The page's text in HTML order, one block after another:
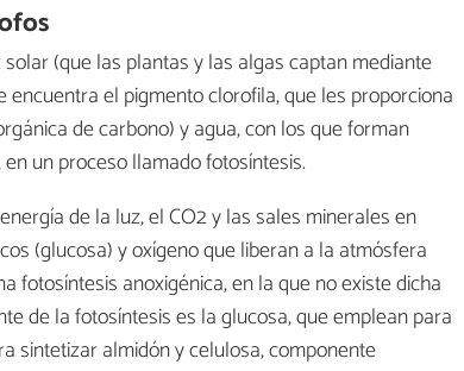
(que las plantas y las algas captan mediante
el pigmento clorofila, que les proporciona
de carbono) y agua, con los que forman
un proceso llamado fotosíntesis.
de la luz, el CO2 y las sales minerales en
(glucosa) y oxígeno que liberan a la atmósfera
fotosíntesis anoxigénica, en la que no existe dicha
de la fotosíntesis es la glucosa, que emplean para
sintetizar almidón y celulosa, componente